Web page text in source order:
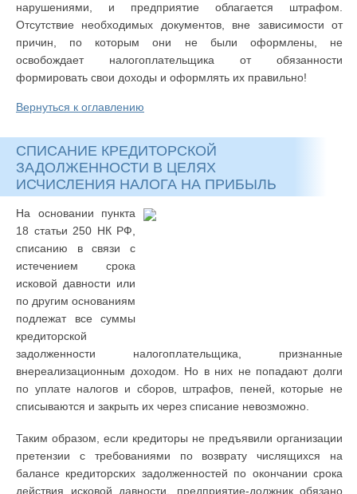
нарушениями, и предприятие облагается штрафом.
Отсутствие необходимых документов, вне зависимости от
причин, по которым они не были оформлены, не
освобождает налогоплательщика от обязанности
формировать свои доходы и оформлять их правильно!
Вернуться к оглавлению
СПИСАНИЕ КРЕДИТОРСКОЙ
ЗАДОЛЖЕННОСТИ В ЦЕЛЯХ
ИСЧИСЛЕНИЯ НАЛОГА НА ПРИБЫЛЬ
На основании пункта
18 статьи 250 НК РФ,
списанию в связи с
истечением срока
исковой давности или
по другим основаниям
подлежат все суммы
кредиторской
задолженности налогоплательщика, признанные
внереализационным доходом. Но в них не попадают долги
по уплате налогов и сборов, штрафов, пеней, которые не
списываются и закрыть их через списание невозможно.
Таким образом, если кредиторы не предъявили организации
претензии с требованиями по возврату числящихся на
балансе кредиторских задолженностей по окончании срока
действия исковой давности, предприятие-должник обязано